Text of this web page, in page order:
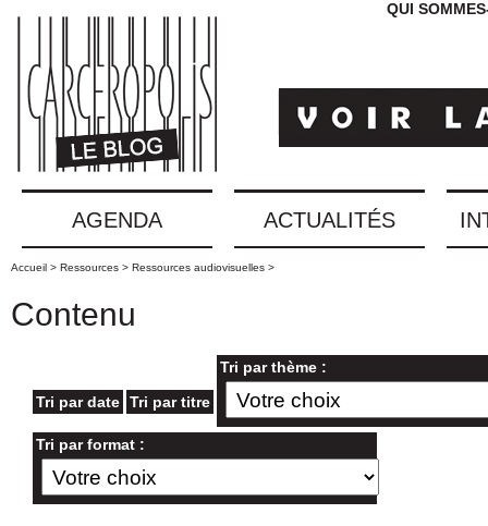
QUI
AGENDA ACTUALITÉS
Accueil > Ressources > Ressources audiovisuelles >
Contenu
Tri par date Tri par titre
Tri par thème :
Tri par format :